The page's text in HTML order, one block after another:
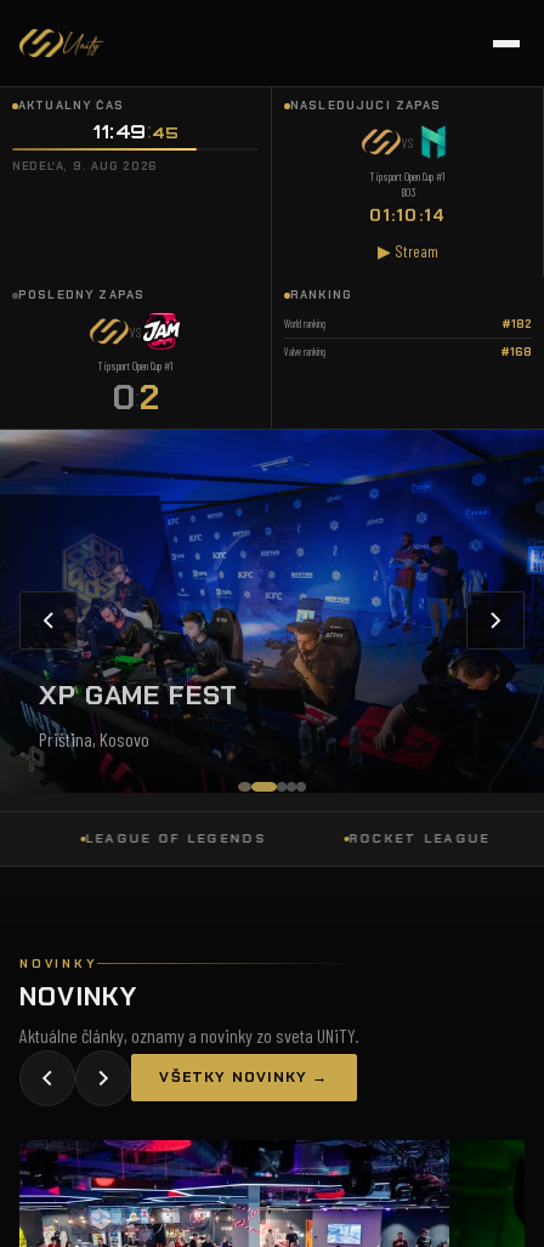
AKTUÁLNY ČAS
11:49 45
NEDEĽA, 9. AUG 2026
NASLEDUJÚCI ZÁPAS
VS
Tipsport Open Cup #1
BO3
01:10:14
▶ Stream
POSLEDNÝ ZÁPAS
VS
Tipsport Open Cup #1
0:2
RANKING
World ranking #182
Valve ranking #168
XP GAME FEST
Priština, Kosovo
LEAGUE OF LEGENDS ROCKET LEAGUE
NOVINKY
NOVINKY
Aktuálne články, oznamy a novinky zo sveta UNiTY.
VŠETKY NOVINKY →